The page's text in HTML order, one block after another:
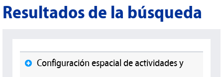
Resultados de la búsqueda
Configuración espacial de actividades y